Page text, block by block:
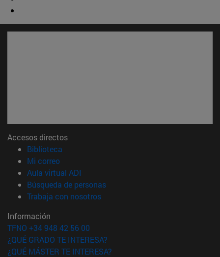
Accesos directos
Biblioteca
Mi correo(abre en nueva ventana)
Aula virtual ADI
Búsqueda de personas(abre en nueva ventana)
Trabaja con nosotros(abre en nueva ventana)
Información
TFNO +34 948 42 56 00
¿QUÉ GRADO TE INTERESA?
¿QUÉ MÁSTER TE INTERESA?